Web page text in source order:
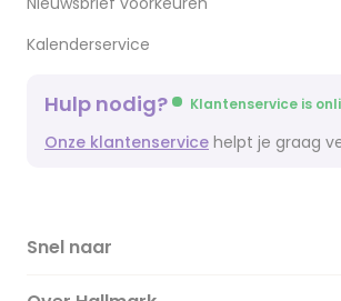
Kalenderservice
Hulp nodig? Klantenservice is
Onze klantenservice helpt je graag
Snel naar